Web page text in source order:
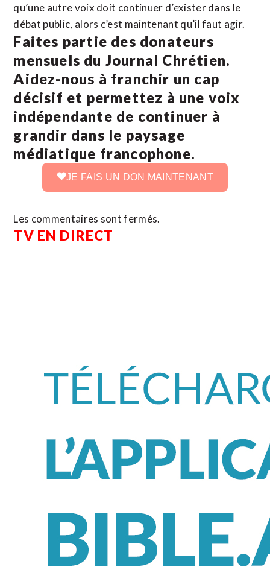
qu’une autre voix doit continuer d’exister dans le
débat public, alors c’est maintenant qu’il faut agir.
Faites partie des donateurs
mensuels du Journal Chrétien.
Aidez-nous à franchir un cap
décisif et permettez à une voix
indépendante de continuer à
grandir dans le paysage
médiatique francophone.
JE FAIS UN DON MAINTENANT
Les commentaires sont fermés.
TV EN DIRECT